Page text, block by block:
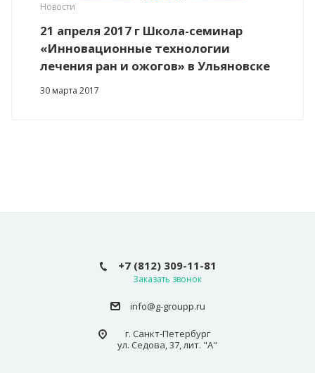
Новости
21 апреля 2017 г Школа-семинар
«Инновационные технологии
лечения ран и ожогов» в Ульяновске
30 марта 2017
+7 (812) 309-11-81
Заказать звонок
info@g-groupp.ru
г. Санкт-Петербург
ул. Седова, 37, лит. "А"